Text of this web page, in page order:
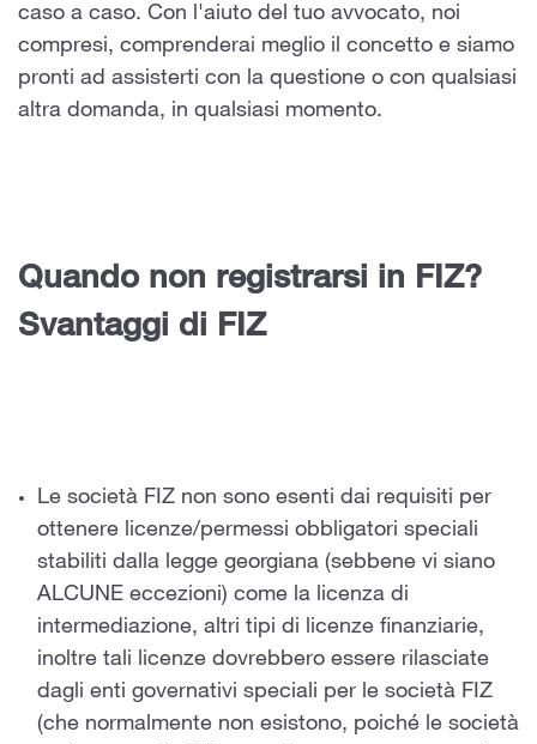
caso a caso. Con l'aiuto del tuo avvocato, noi
compresi, comprenderai meglio il concetto e siamo
pronti ad assisterti con la questione o con qualsiasi
altra domanda, in qualsiasi momento.
Quando non registrarsi in FIZ?
Svantaggi di FIZ
Le società FIZ non sono esenti dai requisiti per
ottenere licenze/permessi obbligatori speciali
stabiliti dalla legge georgiana (sebbene vi siano
ALCUNE eccezioni) come la licenza di
intermediazione, altri tipi di licenze finanziarie,
inoltre tali licenze dovrebbero essere rilasciate
dagli enti governativi speciali per le società FIZ
(che normalmente non esistono, poiché le società